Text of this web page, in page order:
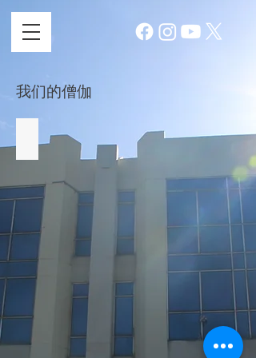
我们的僧伽
Venerable Saddha